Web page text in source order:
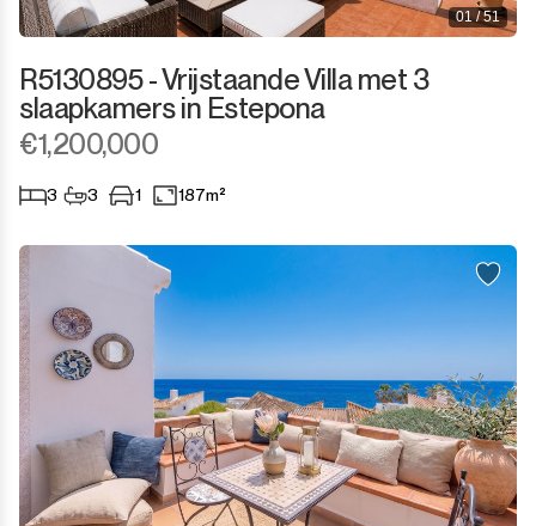
01 / 51
R5130895 - Vrijstaande Villa met 3
slaapkamers in Estepona
€1,200,000
3 3 1 187m²